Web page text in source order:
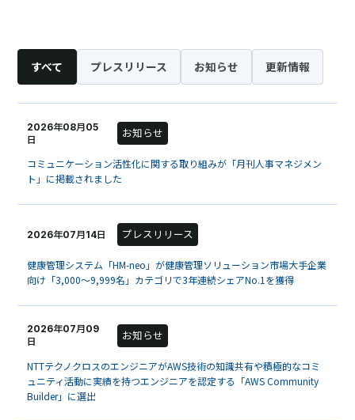
すべて プレスリリース お知らせ 更新情報
2026年08月05
日
お知らせ
コミュニケーション活性化に関する取り組みが「月刊人事マネジメン
ト」に掲載されました
2026年07月14日 プレスリリース
健康管理システム「HM-neo」が健康管理ソリューション市場大手企業
向け「3,000～9,999名」カテゴリで3年連続シェアNo.1を獲得
2026年07月09
日
お知らせ
NTTテクノクロスのエンジニアがAWS技術の知識共有や積極的なコミ
ュニティ活動に実績を持つエンジニアを認定する「AWS Community
Builder」に選出